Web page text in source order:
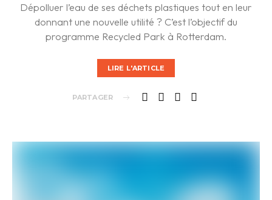
Dépolluer l’eau de ses déchets plastiques tout en leur
donnant une nouvelle utilité ? C’est l’objectif du
programme Recycled Park à Rotterdam.
LIRE L'ARTICLE
PARTAGER